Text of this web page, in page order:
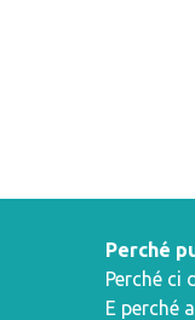
Perché
Perché ci
E perché